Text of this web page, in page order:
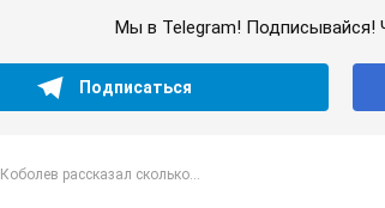
Мы в Telegram! Подписывайся!
Подписаться
Коболев рассказал сколько...